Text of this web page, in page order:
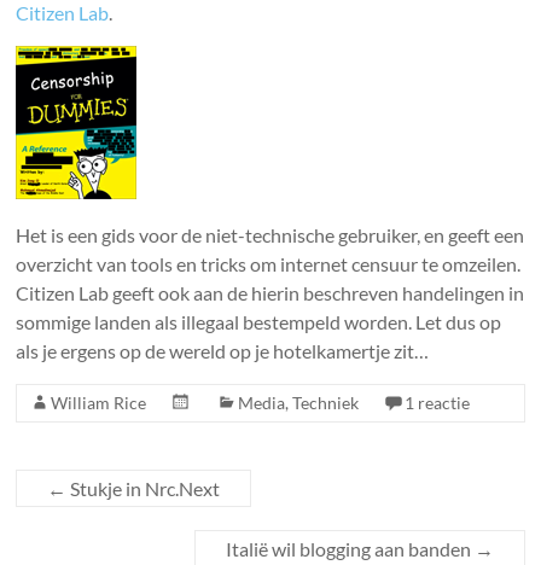
Citizen Lab.
Het is een gids voor de niet-technische gebruiker, en geeft een
overzicht van tools en tricks om internet censuur te omzeilen.
Citizen Lab geeft ook aan de hierin beschreven handelingen in
sommige landen als illegaal bestempeld worden. Let dus op
als je ergens op de wereld op je hotelkamertje zit…
William Rice Media,Techniek 1 reactie
← Stukje in Nrc.Next
Italië wil blogging aan banden →